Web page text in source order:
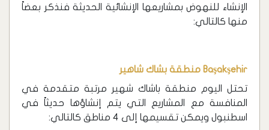
الإنشاء للنهوض بمشاريعها الإنشائية الحديثة فنذكر بعضاً
منها كالتالي:
Başakşehir منطقة بشاك شاهير
تحتل اليوم منطقة باشاك شهير مرتبة متقدمة في
المنافسة مع المشاريع التي يتم إنشاؤها حديثاً في
اسطنبول ويمكن تقسيمها إلى 4 مناطق كالتالي: